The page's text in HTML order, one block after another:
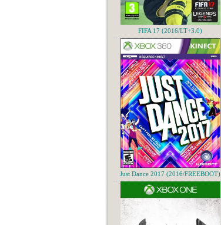
FIFA 17 (2016/LT+3.0)
Just Dance 2017 (2016/FREEBOOT)